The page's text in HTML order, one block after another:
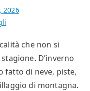
2026
che non si
D’inverno
fatto di neve, piste,
di montagna.